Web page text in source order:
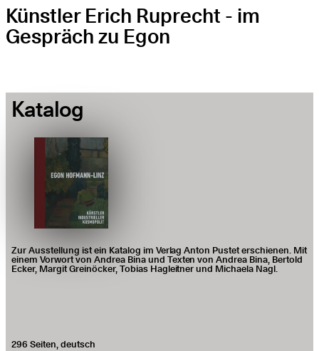
Künstler Erich Ruprecht - im
Gespräch zu Egon
Katalog
Zur Aus­stel­lung ist ein Kata­log im Ver­lag Anton Pus­tet erschie­nen. Mit
einem Vor­wort von Andrea Bina und Tex­ten von Andrea Bina, Ber­told
Ecker, Mar­git Grei­nö­cker, Tobi­as Hag­leit­ner und Michae­la Nagl.
296 Sei­ten, deutsch